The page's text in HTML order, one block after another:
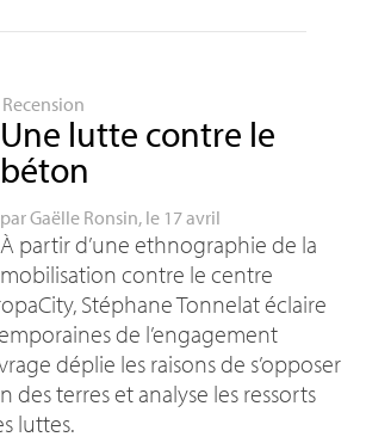
Recension
Une lutte contre le
béton
parGaëlle Ronsin, le 17 avril
À partir d’une ethnographie de la
mobilisation contre le centre
Stéphane Tonnelat éclaire
de l’engagement
déplie les raisons de s’opposer
des terres et analyse les ressorts
luttes.